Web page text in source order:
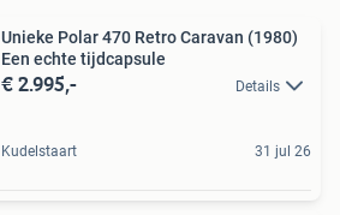
Unieke Polar 470 Retro Caravan (1980)
Een echte tijdcapsule
€ 2.995,- Details
Kudelstaart 31 jul 26